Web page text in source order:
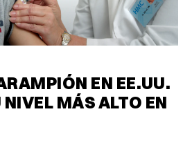
EN EE.UU.
NIVEL MÁS ALTO EN